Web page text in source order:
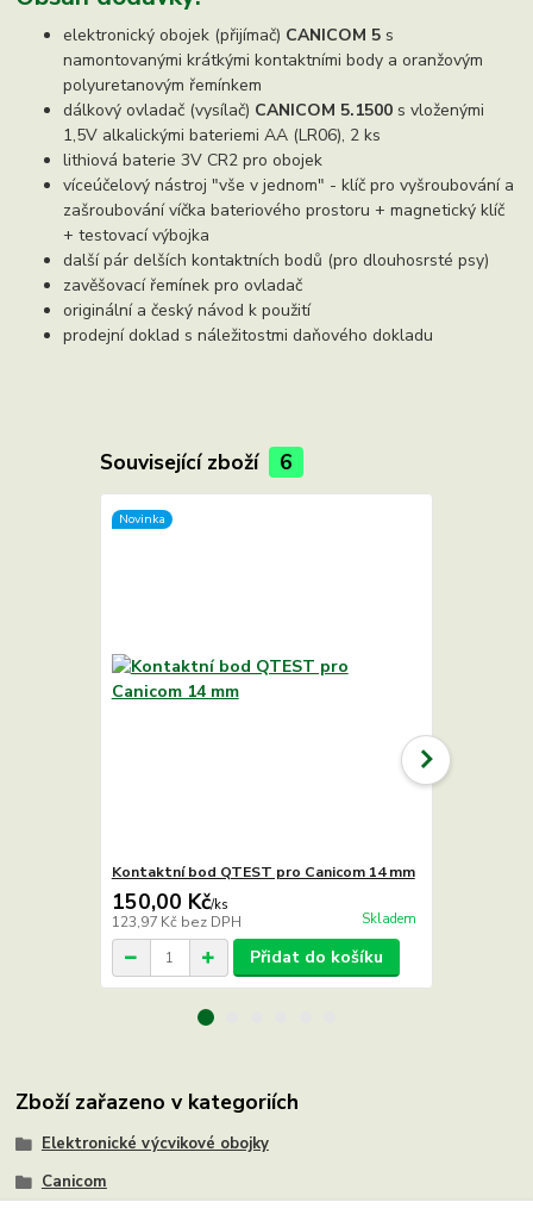
elektronický obojek (přijímač) CANICOM 5 s
namontovanými krátkými kontaktními body a oranžovým
polyuretanovým řemínkem
dálkový ovladač (vysílač) CANICOM 5.1500 s vloženými
1,5V alkalickými bateriemi AA (LR06), 2 ks
lithiová baterie 3V CR2 pro obojek
víceúčelový nástroj "vše v jednom" - klíč pro vyšroubování a
zašroubování víčka bateriového prostoru + magnetický klíč
+ testovací výbojka
další pár delších kontaktních bodů (pro dlouhosrsté psy)
zavěšovací řemínek pro ovladač
originální a český návod k použití
prodejní doklad s náležitostmi daňového dokladu
Související zboží 6
Novinka
Kontaktní bod QTEST pro Canicom 14 mm
150,00 Kč/ks
123,97 Kč bez DPH Skladem
Přidat do košíku
Zboží zařazeno v kategoriích
Elektronické výcvikové obojky
Canicom